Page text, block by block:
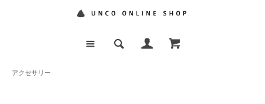
アクセサリー